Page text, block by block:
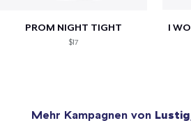
PROM NIGHT TIGHT
$17
Mehr Kampagnen von Lustig